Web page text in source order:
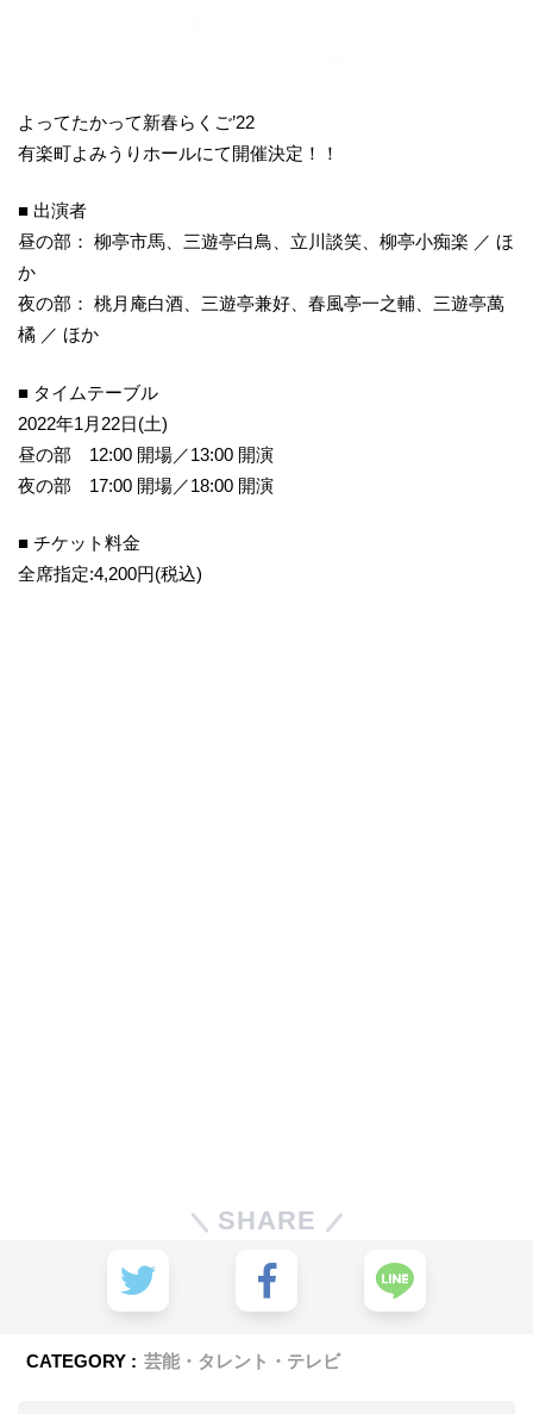
よってたかって新春らくご’22
有楽町よみうりホールにて開催決定！！
■ 出演者
昼の部： 柳亭市馬、三遊亭白鳥、立川談笑、柳亭小痴楽 ／ ほ
か
夜の部： 桃月庵白酒、三遊亭兼好、春風亭一之輔、三遊亭萬
橘 ／ ほか
■ タイムテーブル
2022年1月22日(土)
昼の部 12:00 開場／13:00 開演
夜の部 17:00 開場／18:00 開演
■ チケット料金
全席指定:4,200円(税込)
SHARE
CATEGORY : 芸能・タレント・テレビ